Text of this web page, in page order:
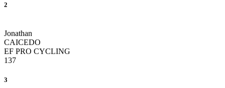
2
Jonathan
CAICEDO
EF PRO CYCLING
137
3